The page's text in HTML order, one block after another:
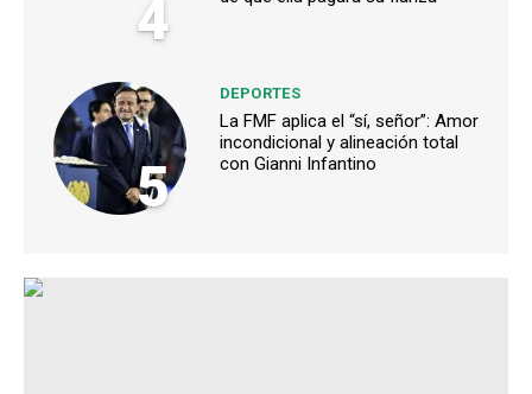
4
5
DEPORTES
La FMF aplica el “sí, señor”: Amor
incondicional y alineación total
con Gianni Infantino